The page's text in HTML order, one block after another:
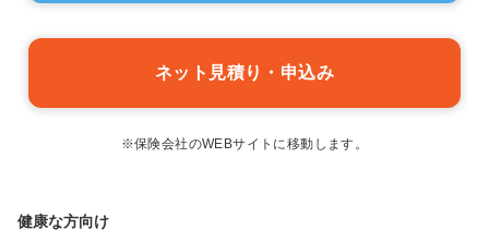
ネット見積り・申込み
※保険会社のWEBサイトに移動します。
健康な方向け